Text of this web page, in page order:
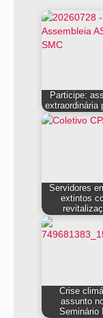
Participe:
extraordinária
Servidores
extintos
Crise
assunto